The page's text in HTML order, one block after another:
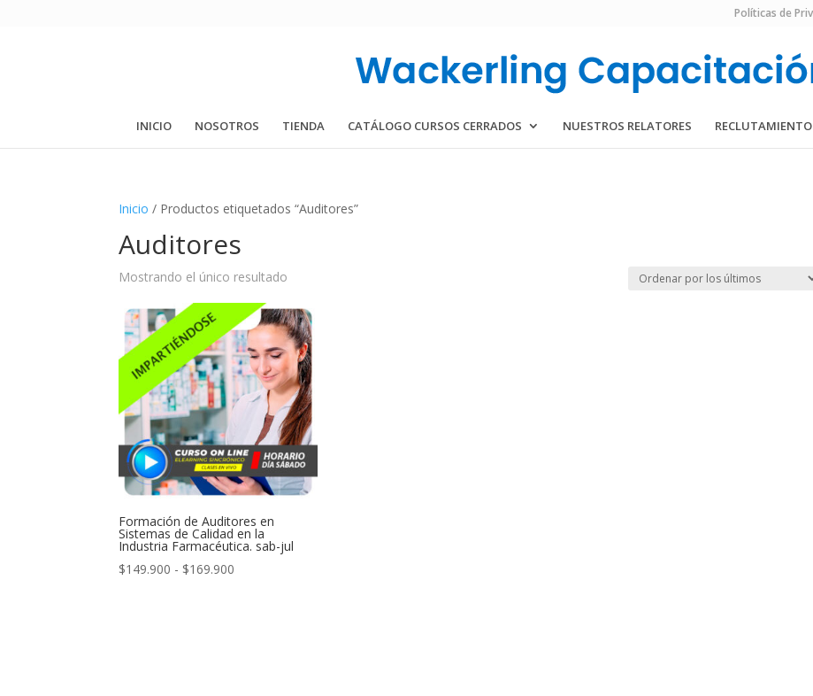
Políticas de
INICIO NOSOTROS TIENDA CATÁLOGO CURSOS CERRADOS NUESTROS RELATORES RECLUTAMIENTO
Inicio / Productos etiquetados “Auditores”
Auditores
Mostrando el único resultado
Formación de Auditores en
Sistemas de Calidad en la
Industria Farmacéutica. sab-jul
$149.900 - $169.900